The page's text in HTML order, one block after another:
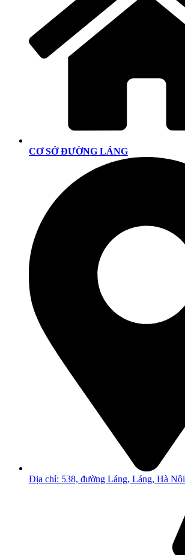
CƠ SỞ ĐƯỜNG LÁNG
Địa chỉ: 538, đường Láng, Láng, Hà Nội